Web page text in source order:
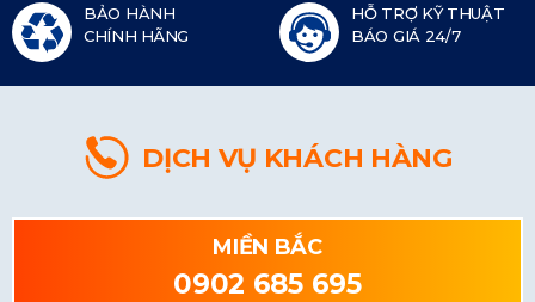
BẢO HÀNH
CHÍNH HÃNG
HỖ TRỢ KỸ THUẬT
BÁO GIÁ 24/7
DỊCH VỤ KHÁCH HÀNG
MIỀN BẮC
0902 685 695